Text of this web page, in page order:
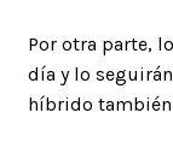
Por otra parte,
día y lo
híbrido